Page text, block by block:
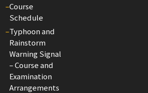
–Course
Schedule
–Typhoon and
Rainstorm
Warning Signal
– Course and
Examination
Arrangements